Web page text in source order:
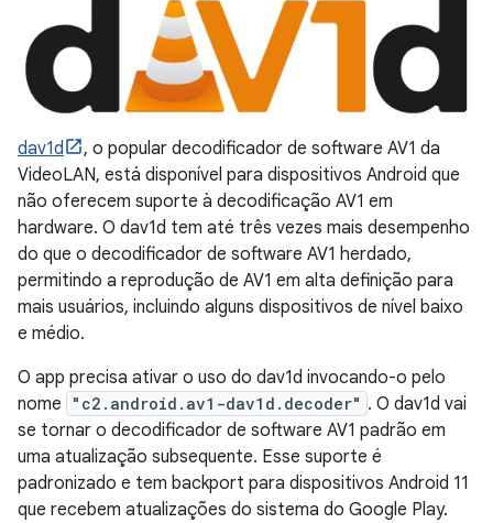
dav1d
, o popular decodificador de software AV1 da
VideoLAN, está disponível para dispositivos Android que
não oferecem suporte à decodificação AV1 em
hardware. O dav1d tem até três vezes mais desempenho
do que o decodificador de software AV1 herdado,
permitindo a reprodução de AV1 em alta definição para
mais usuários, incluindo alguns dispositivos de nível baixo
e médio.
O app precisa ativar o uso do dav1d invocando-o pelo
nome
"c2.android.av1-dav1d.decoder" . O dav1d vai
se tornar o decodificador de software AV1 padrão em
uma atualização subsequente. Esse suporte é
padronizado e tem backport para dispositivos Android 11
que recebem atualizações do sistema do Google Play.